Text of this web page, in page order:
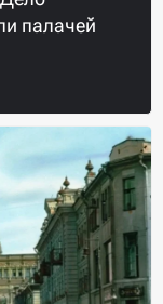
палачей